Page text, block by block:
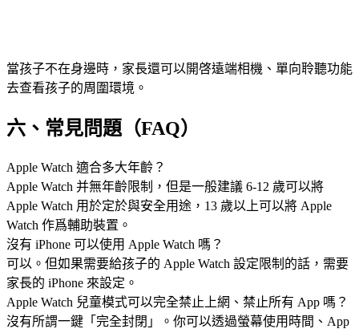
當孩子不在身邊時，家長還可以開啓遠端相機、單向聆聽功能
去查看孩子的周圍環境。
六、常見問題（FAQ）
Apple Watch 適合多大年齡？
Apple Watch 并無年齡限制，但是一般建議 6-12 歲可以將
Apple Watch 用於定於與安全用途，13 歲以上可以將 Apple
Watch 作爲輔助裝置。
沒有 iPhone 可以使用 Apple Watch 嗎？
可以。但如果需要給孩子的 Apple Watch 設定限制的話，需要
家長的 iPhone 來設定。
Apple Watch 兒童模式可以完全禁止上網、禁止所有 App 嗎？
沒有所謂一鍵「完全封閉」。你可以透過螢幕使用時間、App